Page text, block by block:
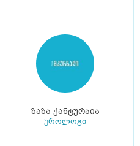
ზაზა ჭანტურაია
უროლოგი